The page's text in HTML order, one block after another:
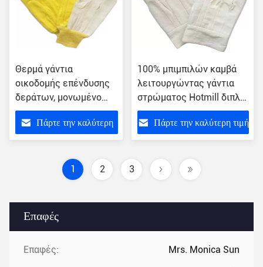
Επαφές
Επαφές: Mrs. Monica Sun
Θερμά γάντια
οικοδομής επένδυσης
δεράτων, μονωμένο
προσαρμοσμένο γάντια
λογότυπο εργασίας
Πάρτε την καλύτερη
100% μπιμπιλών καμβά
λειτουργώντας γάντια
στρώματος Hotmill διπλά
με τη μανσέτα ασφάλειας
Πάρτε την καλύτερη τιμή
1 2 3